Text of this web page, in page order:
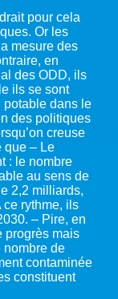
pour cela
Or les
mesure des
en
des ODD, ils
ils se sont
potable dans le
des politiques
creuse
que – Le
: le nombre
au sens de
2,2 milliards,
ce rythme, ils
– Pire, en
progrès mais
nombre de
contaminée
constituent